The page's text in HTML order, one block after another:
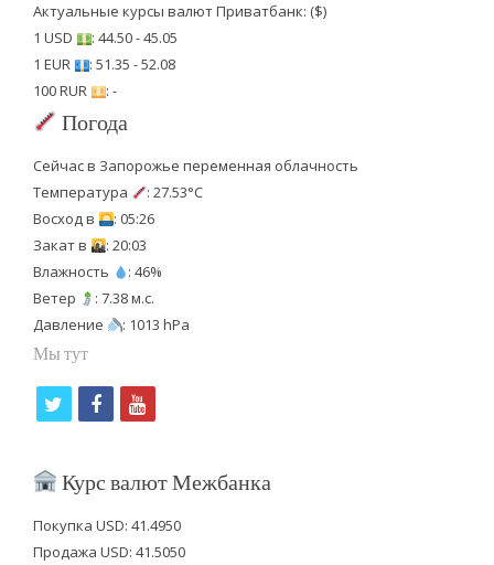
Актуальные курсы валют Приватбанк: ($)
1 USD
: 44.50 - 45.05
1 EUR
: 51.35 - 52.08
100 RUR
: -
Погода
Сейчас в Запорожье переменная облачность
Температура
: 27.53°C
Восход в
: 05:26
Закат в
: 20:03
Влажность
: 46%
Ветер
: 7.38 м.с.
Давление
: 1013 hPa
Мы тут
i
t
f
c
b
y
u
u
Курс валют Межбанка
Покупка USD: 41.4950
Продажа USD: 41.5050